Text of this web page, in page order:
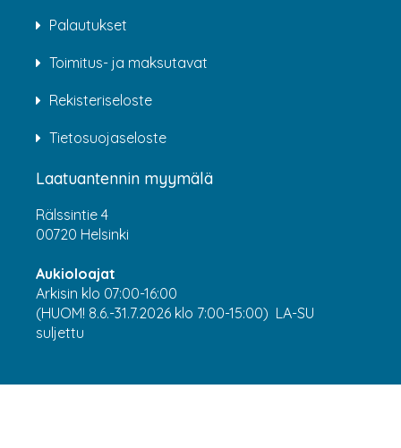
Palautukset
Toimitus- ja maksutavat
Rekisteriseloste
Tietosuojaseloste
Laatuantennin myymälä
Rälssintie 4
00720 Helsinki
Aukioloajat
Arkisin klo 07:00-16:00
(HUOM! 8.6.-31.7.2026 klo 7:00-15:00) LA-SU
suljettu